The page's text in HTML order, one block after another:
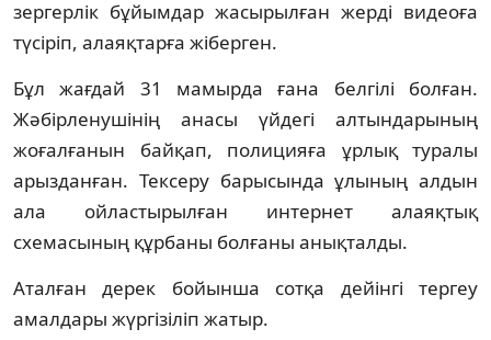
зергерлік бұйымдар жасырылған жерді видеоға
түсіріп, алаяқтарға жіберген.
Бұл жағдай 31 мамырда ғана белгілі болған.
Жәбірленушінің анасы үйдегі алтындарының
жоғалғанын байқап, полицияға ұрлық туралы
арызданған. Тексеру барысында ұлының алдын
ала ойластырылған интернет алаяқтық
схемасының құрбаны болғаны анықталды.
Аталған дерек бойынша сотқа дейінгі тергеу
амалдары жүргізіліп жатыр.